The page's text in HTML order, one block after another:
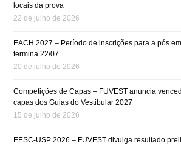
locais da prova
22 de julho de 2026
EACH 2027 – Período de inscrições para a pós
termina 22/07
20 de julho de 2026
Competições de Capas – FUVEST anuncia
capas dos Guias do Vestibular 2027
15 de julho de 2026
EESC-USP 2026 – FUVEST divulga resultado